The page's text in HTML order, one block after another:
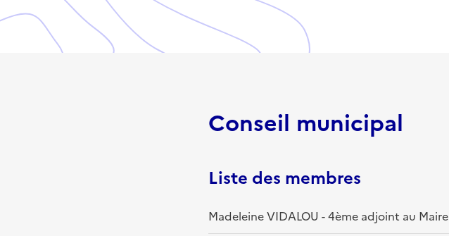
Conseil municipal
Liste des membres
Madeleine VIDALOU - 4ème adjoint au Maire